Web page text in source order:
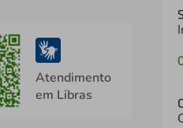
Atendimento
em Libras